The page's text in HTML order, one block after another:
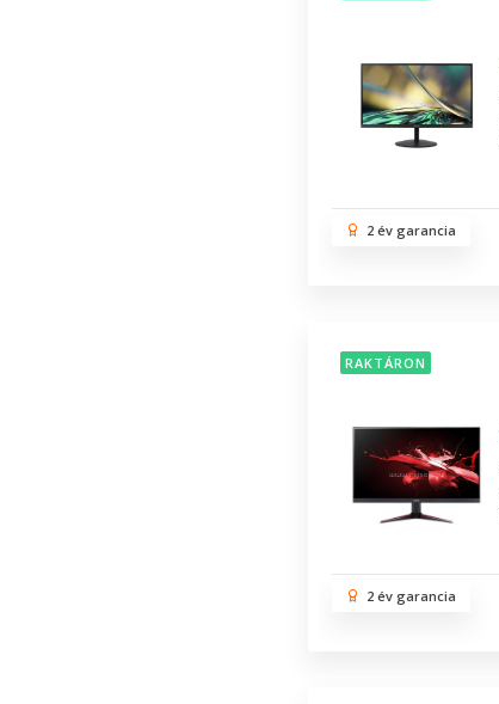
2 év garancia
RAKTÁRON
2 év garancia